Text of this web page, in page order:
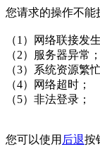
您请求的操作不能
（1）网络联接发
（2）服务器异常；
（3）系统资源繁忙
（4）网络超时；
（5）非法登录；
您可以使用 后退按